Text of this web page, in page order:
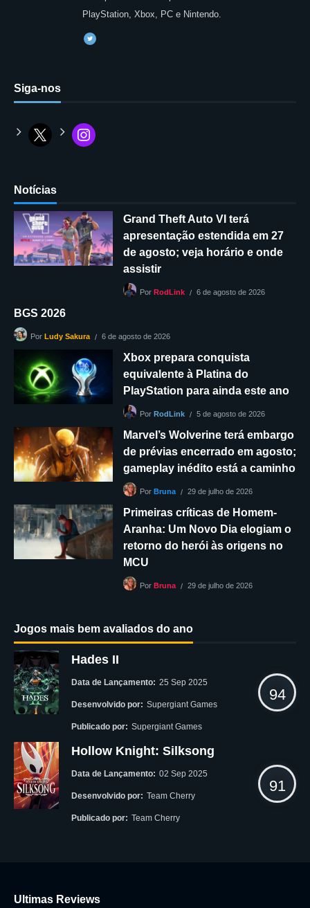
PlayStation, Xbox, PC e Nintendo.
Siga-nos
Notícias
Grand Theft Auto VI terá
apresentação estendida em 27
de agosto; veja horário e onde
assistir
Por RodLink 6 de agosto de 2026
BGS 2026
Por Ludy Sakura 6 de agosto de 2026
Xbox prepara conquista
equivalente à Platina do
PlayStation para ainda este ano
Por RodLink 5 de agosto de 2026
Marvel’s Wolverine terá embargo
de prévias encerrado em agosto;
gameplay inédito está a caminho
Por Bruna 29 de julho de 2026
Primeiras críticas de Homem-
Aranha: Um Novo Dia elogiam o
retorno do herói às origens no
MCU
Por Bruna 29 de julho de 2026
Jogos mais bem avaliados do ano
Hades II
Data de Lançamento: 25 Sep 2025
Desenvolvido por: Supergiant Games
Publicado por: Supergiant Games
94
Hollow Knight: Silksong
Data de Lançamento: 02 Sep 2025
Desenvolvido por: Team Cherry
Publicado por: Team Cherry
91
Ultimas Reviews